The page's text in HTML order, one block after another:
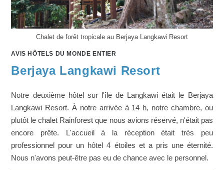
Chalet de forêt tropicale au Berjaya Langkawi Resort
AVIS HÔTELS DU MONDE ENTIER
Berjaya Langkawi Resort
Notre deuxième hôtel sur l'île de Langkawi était le Berjaya
Langkawi Resort. À notre arrivée à 14 h, notre chambre, ou
plutôt le chalet Rainforest que nous avions réservé, n'était pas
encore prête. L'accueil à la réception était très peu
professionnel pour un hôtel 4 étoiles et a pris une éternité.
Nous n'avons peut-être pas eu de chance avec le personnel.